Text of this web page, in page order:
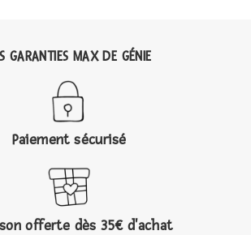
GARANTIES MAX DE GÉNIE
Paiement sécurisé
offerte dès 35€ d'achat